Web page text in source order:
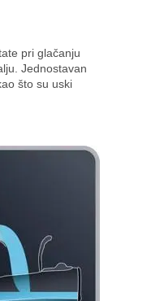
pri glačanju
Jednostavan
što su uski